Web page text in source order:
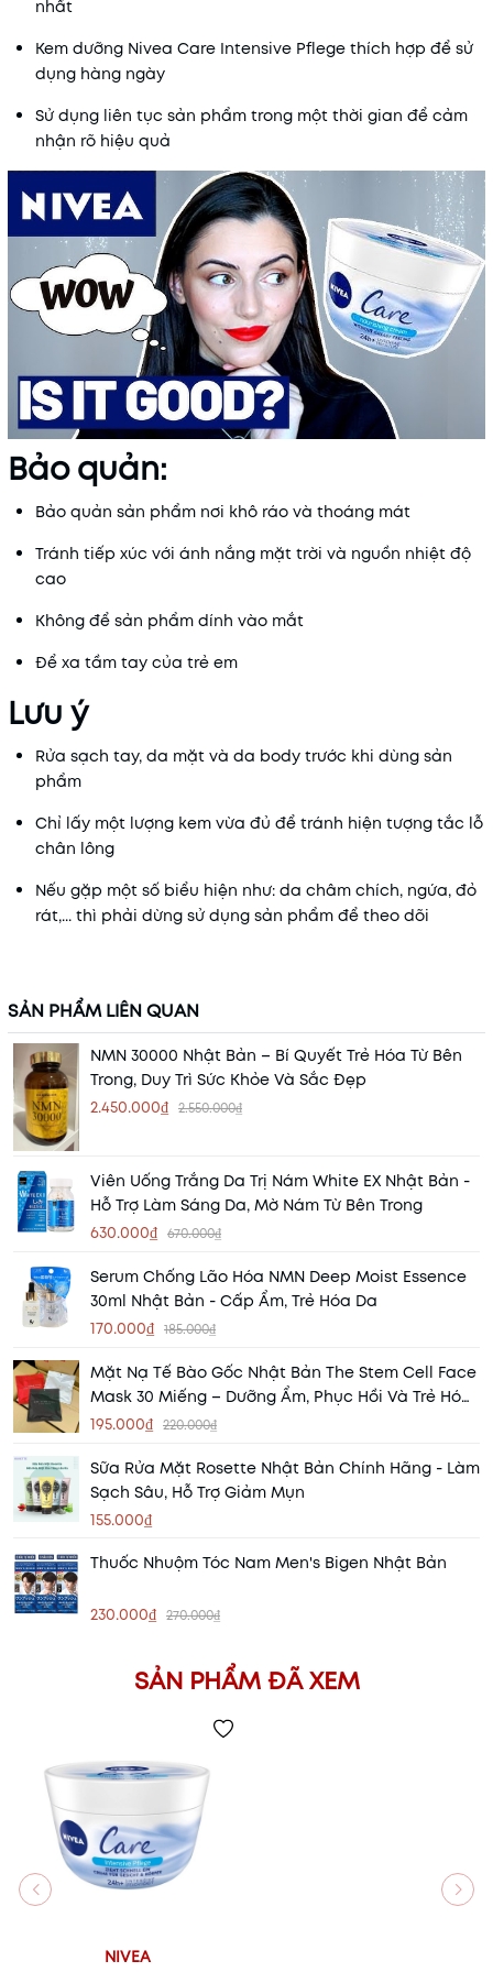
nhất
Kem dưỡng Nivea Care Intensive Pflege thích hợp để sử
dụng hàng ngày
Sử dụng liên tục sản phẩm trong một thời gian để cảm
nhận rõ hiệu quả
Bảo quản:
Bảo quản sản phẩm nơi khô ráo và thoáng mát
Tránh tiếp xúc với ánh nắng mặt trời và nguồn nhiệt độ
cao
Không để sản phẩm dính vào mắt
Để xa tầm tay của trẻ em
Lưu ý
Rửa sạch tay, da mặt và da body trước khi dùng sản
phẩm
Chỉ lấy một lượng kem vừa đủ để tránh hiện tượng tắc lỗ
chân lông
Nếu gặp một số biểu hiện như: da châm chích, ngứa, đỏ
rát,... thì phải dừng sử dụng sản phẩm để theo dõi
SẢN PHẨM LIÊN QUAN
NMN 30000 Nhật Bản – Bí Quyết Trẻ Hóa Từ Bên
Trong, Duy Trì Sức Khỏe Và Sắc Đẹp
2.450.000₫ 2.550.000₫
Viên Uống Trắng Da Trị Nám White EX Nhật Bản -
Hỗ Trợ Làm Sáng Da, Mờ Nám Từ Bên Trong
630.000₫ 670.000₫
Serum Chống Lão Hóa NMN Deep Moist Essence
30ml Nhật Bản - Cấp Ẩm, Trẻ Hóa Da
170.000₫ 185.000₫
Mặt Nạ Tế Bào Gốc Nhật Bản The Stem Cell Face
Mask 30 Miếng – Dưỡng Ẩm, Phục Hồi Và Trẻ Hóa
Làn Da
195.000₫ 220.000₫
Sữa Rửa Mặt Rosette Nhật Bản Chính Hãng - Làm
Sạch Sâu, Hỗ Trợ Giảm Mụn
155.000₫
Thuốc Nhuộm Tóc Nam Men's Bigen Nhật Bản
230.000₫ 270.000₫
SẢN PHẨM ĐÃ XEM
NIVEA